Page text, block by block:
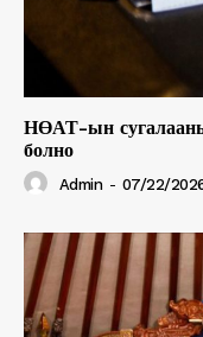
НӨАТ-ын
болно
Admin - 07/22/